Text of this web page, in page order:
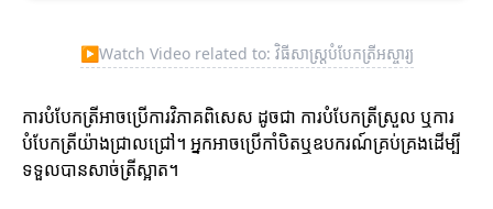
▶Watch Video related to: វិធីសាស្រ្តបំបែកត្រីអស្ចារ្យ
ការបំបែកត្រីអាចប្រើការវិភាគពិសេស ដូចជា ការបំបែកត្រីស្រួល ឬការ
បំបែកត្រីយ៉ាងជ្រាលជ្រៅ។ អ្នកអាចប្រើកាំបិតឬឧបករណ៍គ្រប់គ្រងដើម្បី
ទទួលបានសាច់ត្រីស្អាត។